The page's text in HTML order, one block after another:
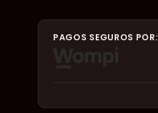
PAGOS SEGUROS POR: